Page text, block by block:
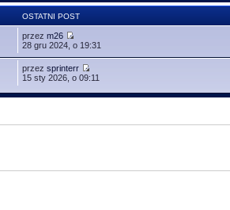
OSTATNI POST
przezm26
28 gru 2024, o 19:31
przezsprinterr
15 sty 2026, o 09:11